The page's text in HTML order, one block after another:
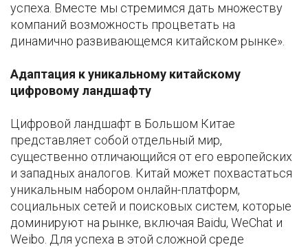
успеха. Вместе мы стремимся дать множеству
компаний возможность процветать на
динамично развивающемся китайском рынке».
Адаптация к уникальному китайскому
цифровому ландшафту
Цифровой ландшафт в Большом Китае
представляет собой отдельный мир,
существенно отличающийся от его европейских
и западных аналогов. Китай может похвастаться
уникальным набором онлайн-платформ,
социальных сетей и поисковых систем, которые
доминируют на рынке, включая Baidu, WeChat и
Weibo. Для успеха в этой сложной среде